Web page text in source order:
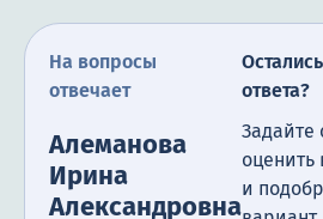
На вопросы
отвечает
Алеманова
Ирина
Александровна
ответа?
Задайте
и